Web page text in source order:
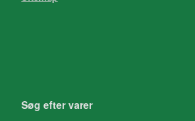
Søg efter varer